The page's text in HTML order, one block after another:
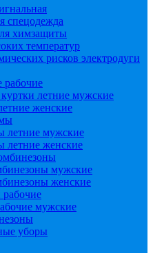
спецодежда
химзащиты
температур
рисков электродуги
рабочие
летние мужские
женские
летние мужские
летние женские
мужские
женские
мужские
уборы